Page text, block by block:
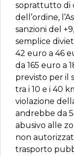
soprattutto di
dell’ordine,
sanzioni del
semplice
42 euro a 46
da 165 euro a
previsto per il
tra i 10 e i 40
violazione
andrebbe da
abusivo alle
non
trasporto